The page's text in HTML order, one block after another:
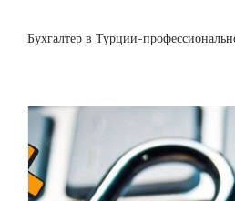
Бухгалтер в Турции-
День: